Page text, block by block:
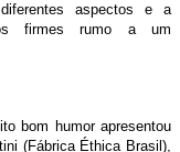
aspectos e a
firmes rumo a um
bom humor apresentou
(Fábrica Éthica Brasil),